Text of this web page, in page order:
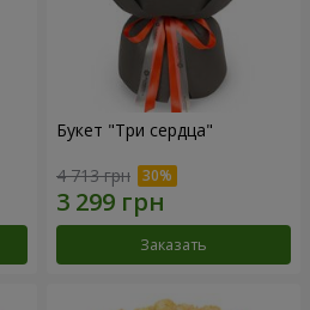
Букет "Три сердца"
4 713 грн
Заказать